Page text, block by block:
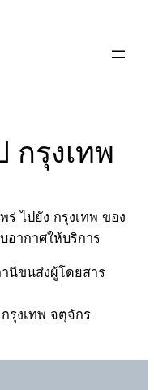
กรุงเทพ
ไปยัง กรุงเทพ ของ
อากาศให้บริการ
นีขนส่งผู้โดยสาร
กรุงเทพ จตุจักร